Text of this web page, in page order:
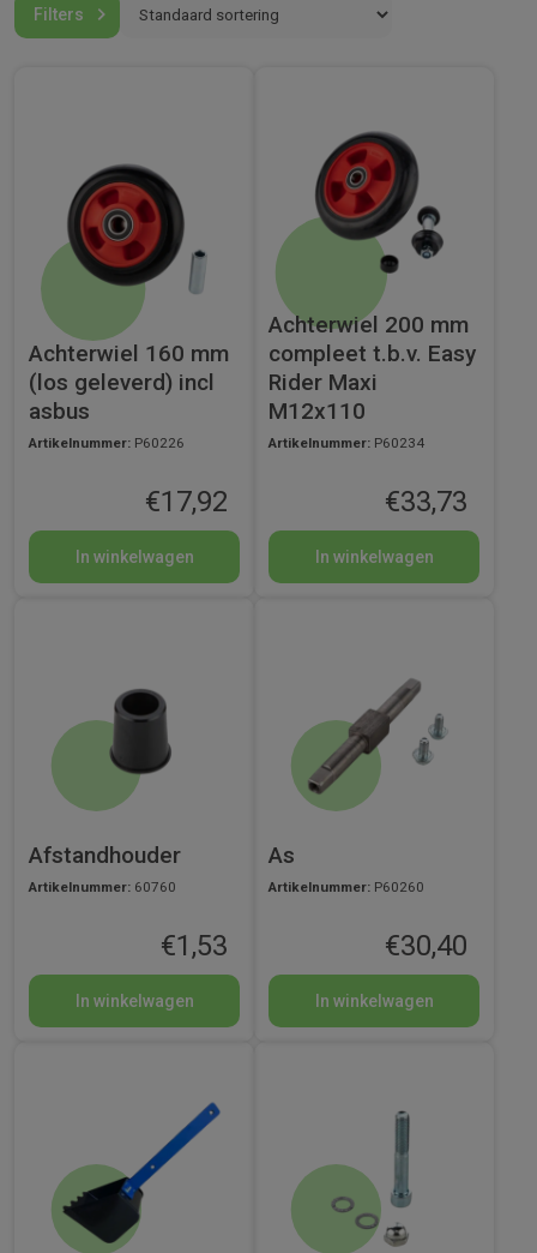
worden. Je kunt daarom losse onderdelen bestellen van onze Okido
Filters
Achterwiel 160 mm
(los geleverd) incl
asbus
Artikelnummer: P60226
€17,92
In winkelwagen
Achterwiel 200 mm
compleet t.b.v. Easy
Rider Maxi
M12x110
Artikelnummer: P60234
€33,73
In winkelwagen
Afstandhouder
Artikelnummer: 60760
€1,53
In winkelwagen
As
Artikelnummer: P60260
€30,40
In winkelwagen